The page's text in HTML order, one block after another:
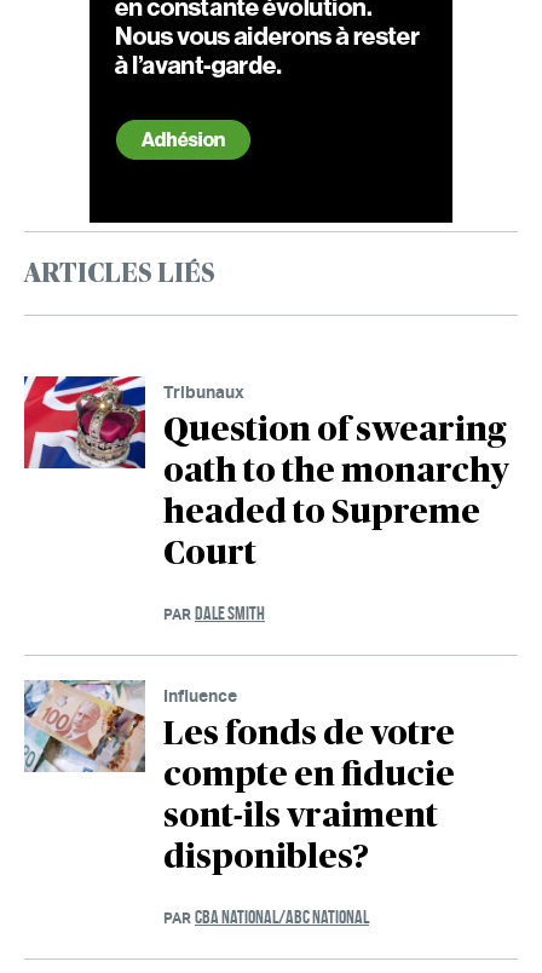
ARTICLES LIÉS
Tribunaux
Question of swearing
oath to the monarchy
headed to Supreme
Court
PAR DALE SMITH
Influence
Les fonds de votre
compte en fiducie
sont-ils vraiment
disponibles?
PAR CBA NATIONAL/ABC NATIONAL